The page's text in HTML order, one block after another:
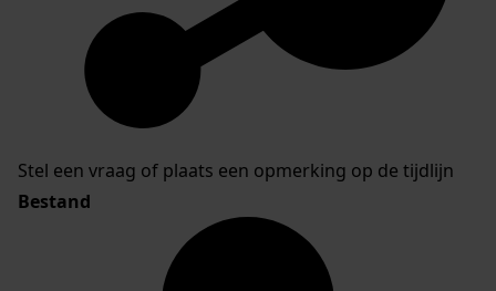
Stel een vraag of plaats een opmerking op de tijdlijn
Bestand